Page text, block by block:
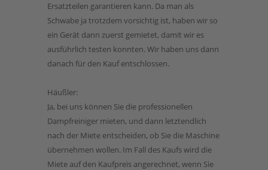
Ersatzteilen garantieren kann. Da man als
Schwabe ja trotzdem vorsichtig ist, haben wir so
ein Gerät dann zuerst gemietet, damit wir es
ausführlich testen konnten. Wir haben uns dann
danach für den Kauf entschlossen.
Häußler:
Ja, bei uns können Sie die professionellen
Dampfreiniger mieten, und dann letztendlich
nach der Miete entscheiden, ob Sie die Maschine
übernehmen wollen. Im Fall des Kaufs wird die
Miete auf den Kaufpreis angerechnet, wenn Sie